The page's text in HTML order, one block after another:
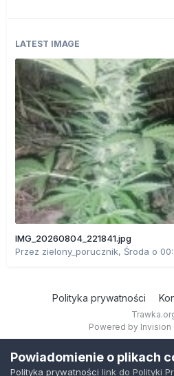
LATEST IMAGE
IMG_20260804_221841.jpg
Przez zielony_porucznik, Środa o
Polityka prywatności
Powered by Invision
Powiadomienie o plikach
Polityka prywatności link do Polityki